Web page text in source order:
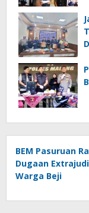
BEM Pasuruan
Dugaan
Warga Beji